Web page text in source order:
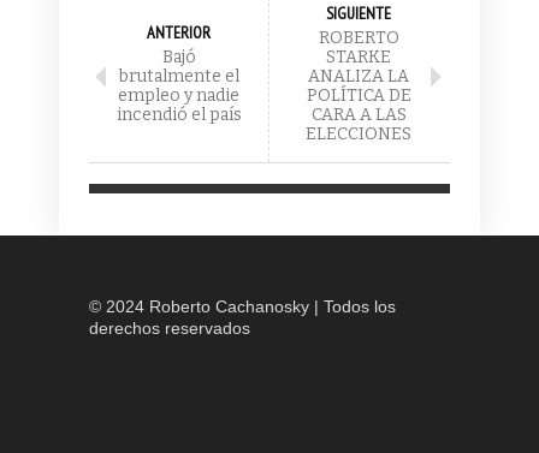
ANTERIOR
Bajó
brutalmente el
empleo y nadie
incendió el país
SIGUIENTE
ROBERTO
STARKE
ANALIZA LA
POLÍTICA DE
CARA A LAS
ELECCIONES
© 2024 Roberto Cachanosky | Todos los
derechos reservados